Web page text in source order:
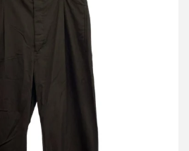
イージーパンツ 1159-343-7824 M 203
買取金額7,000円
詳しく見る